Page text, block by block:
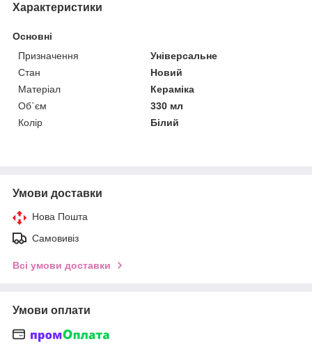
Характеристики
Основні
Призначення
Універсальне
Стан
Новий
Матеріал
Кераміка
Об`єм
330 мл
Колір
Білий
Умови доставки
Нова Пошта
Самовивіз
Всі умови доставки
Умови оплати